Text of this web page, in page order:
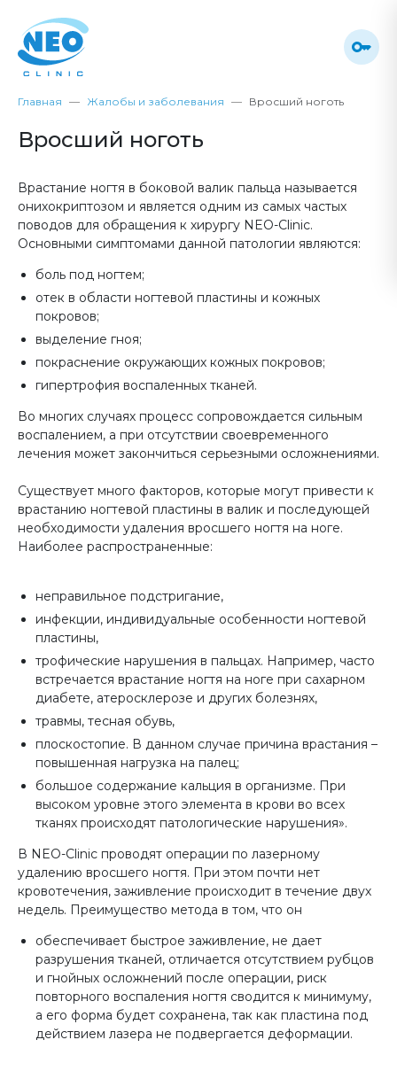
Главная Жалобы и заболевания Вросший ноготь
Вросший ноготь
Врастание ногтя в боковой валик пальца называется
онихокриптозом и является одним из самых частых
поводов для обращения к хирургу NEO-Clinic.
Основными симптомами данной патологии являются:
боль под ногтем;
отек в области ногтевой пластины и кожных
покровов;
выделение гноя;
покраснение окружающих кожных покровов;
гипертрофия воспаленных тканей.
Во многих случаях процесс сопровождается сильным
воспалением, а при отсутствии своевременного
лечения может закончиться серьезными осложнениями.
Существует много факторов, которые могут привести к
врастанию ногтевой пластины в валик и последующей
необходимости удаления вросшего ногтя на ноге.
Наиболее распространенные:
неправильное подстригание,
инфекции, индивидуальные особенности ногтевой
пластины,
трофические нарушения в пальцах. Например, часто
встречается врастание ногтя на ноге при сахарном
диабете, атеросклерозе и других болезнях,
травмы, тесная обувь,
плоскостопие. В данном случае причина врастания –
повышенная нагрузка на палец;
большое содержание кальция в организме. При
высоком уровне этого элемента в крови во всех
тканях происходят патологические нарушения».
В NEO-Clinic проводят операции по лазерному
удалению вросшего ногтя. При этом почти нет
кровотечения, заживление происходит в течение двух
недель. Преимущество метода в том, что он
обеспечивает быстрое заживление, не дает
разрушения тканей, отличается отсутствием рубцов
и гнойных осложнений после операции, риск
повторного воспаления ногтя сводится к минимуму,
а его форма будет сохранена, так как пластина под
действием лазера не подвергается деформации.